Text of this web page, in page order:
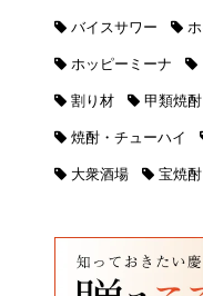
バイスサワー
ホッピーミーナ
割り材 甲類焼酎
焼酎・チューハイ
大衆酒場 宝焼酎